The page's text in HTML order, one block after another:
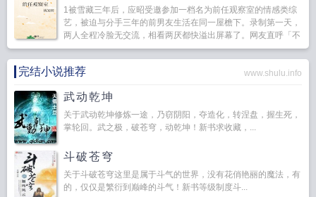
1被雪藏三年后，应昭受邀参加一档名为前任观察室的情感类综
艺，被迫与分手三年的前男友生活在同一屋檐下。录制第一天，
两人全程冷脸无交流，相看两厌都快溢出屏幕了。网友直呼「不
愧是纯恨cp，对味！」某次节目录制中，应昭得分最少，解锁...
完结小说推荐 www.shulu.info
武动乾坤
关于武动乾坤修炼一途，乃窃阴阳，夺造化，转涅盘，握生死，
掌轮回。武之极，破苍穹，动乾坤！新书求收藏，...
斗破苍穹
关于斗破苍穹这里是属于斗气的世界，没有花俏艳丽的魔法，有
的，仅仅是繁衍到巅峰的斗气！新书等级制度斗...